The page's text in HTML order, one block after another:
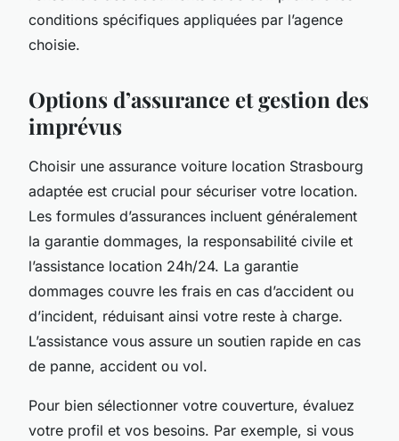
conditions spécifiques appliquées par l’agence
choisie.
Options d’assurance et gestion des
imprévus
Choisir une assurance voiture location Strasbourg
adaptée est crucial pour sécuriser votre location.
Les formules d’assurances incluent généralement
la garantie dommages, la responsabilité civile et
l’assistance location 24h/24. La garantie
dommages couvre les frais en cas d’accident ou
d’incident, réduisant ainsi votre reste à charge.
L’assistance vous assure un soutien rapide en cas
de panne, accident ou vol.
Pour bien sélectionner votre couverture, évaluez
votre profil et vos besoins. Par exemple, si vous